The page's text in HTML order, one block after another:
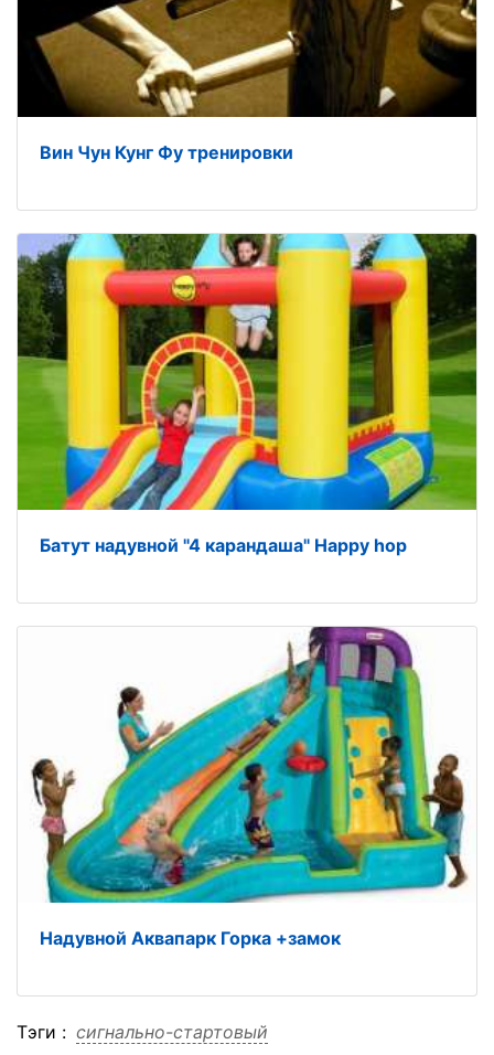
Вин Чун Кунг Фу тренировки
Батут надувной "4 карандаша" Happy hop
Надувной Аквапарк Горка +замок
Тэги : сигнально-стартовый